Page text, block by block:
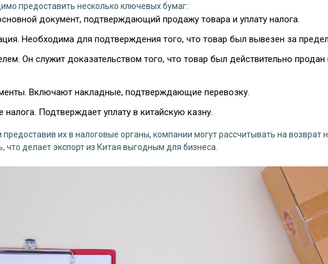
предоставить несколько ключевых бумаг:
документ, подтверждающий продажу товара и уплату налога.
Необходима для подтверждения того, что товар был вывезен за
Он служит доказательством того, что товар был действительно продан
Включают накладные, подтверждающие перевозку.
налога. Подтверждает уплату в китайскую казну.
их в налоговые органы, компании могут рассчитывать на возврат
что делает экспорт из Китая выгодным для бизнеса.